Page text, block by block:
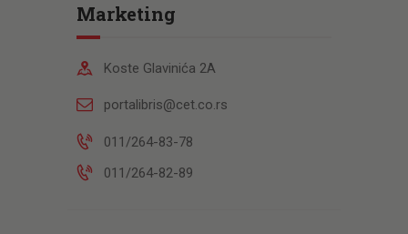
Marketing
Koste Glavinića 2A
portalibris@cet.co.rs
011/264-83-78
011/264-82-89